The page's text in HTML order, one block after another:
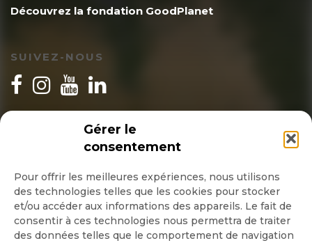
Gérer le
consentement
Pour offrir les meilleures expériences, nous utilisons
des technologies telles que les cookies pour stocker
et/ou accéder aux informations des appareils. Le fait de
consentir à ces technologies nous permettra de traiter
des données telles que le comportement de navigation
Découvrez la fondation GoodPlanet
SUIVEZ-NOUS
INSCRIPTION NEWSLETTER
Quotidienne
Hebdo